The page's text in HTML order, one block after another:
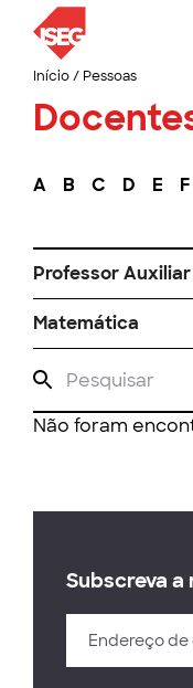
Início/ Pessoas
A B C D E F
Professor Auxiliar
Matemática
Não foram
Subscreva a